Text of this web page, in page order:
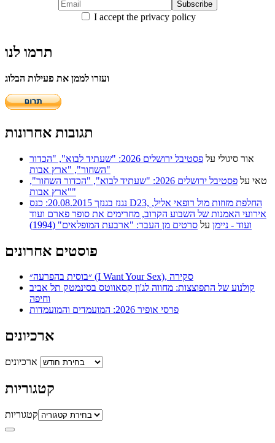
I accept the privacy policy
תרמו לנו
ועזרו לממן את פעילות הבלוג
תגובות אחרונות
אור סיגולי על
פסטיבל ירושלים 2026: "שעתיד לבוא", "הכדור
השחור", "ארץ אבות"
טאי על
פסטיבל ירושלים 2026: "שעתיד לבוא", "הכדור השחור",
"ארץ אבות"
נגנז בגנזך 20.08.2015: כנס D23, החלפת מזוזות מול רופאי אליל,
אירועי האמנות של השבוע הקרוב, מחרימים את סופר פארם ועוד
ועוד - ניימן על סרטים מן העבר: "ארבעת המופלאים" (1994)
פוסטים אחרונים
״בוסית בהפרעה״ (I Want Your Sex), סקירה
קולנוע של התפוצצות: מחווה לג'ון קסאווטס בסינמטק תל אביב
וחיפה
פרסי אופיר 2026: המועמדים והמועמדות
ארכיונים
ארכיונים
קטגוריות
קטגוריות